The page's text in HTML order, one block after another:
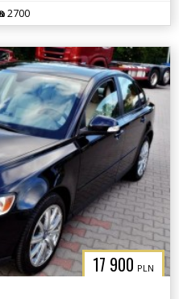
2700
17 900 PLN